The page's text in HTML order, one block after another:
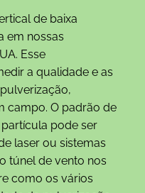
de baixa
em nossas
Esse
a qualidade e as
campo. O padrão de
pode ser
laser ou sistemas
túnel de vento nos
como os vários